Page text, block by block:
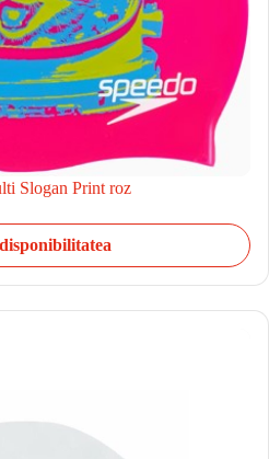
Slogan Print roz